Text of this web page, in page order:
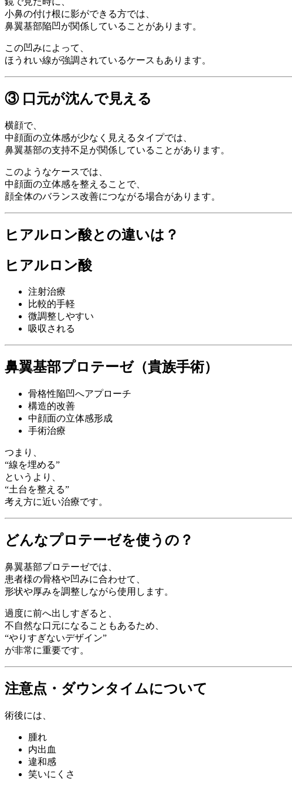
小鼻の付け根に影ができる方では、
鼻翼基部陥凹が関係していることがあります。
この凹みによって、
ほうれい線が強調されているケースもあります。
③ 口元が沈んで見える
横顔で、
中顔面の立体感が少なく見えるタイプでは、
鼻翼基部の支持不足が関係していることがあります。
このようなケースでは、
中顔面の立体感を整えることで、
顔全体のバランス改善につながる場合があります。
ヒアルロン酸との違いは？
ヒアルロン酸
注射治療
比較的手軽
微調整しやすい
吸収される
鼻翼基部プロテーゼ（貴族手術）
骨格性陥凹へアプローチ
構造的改善
中顔面の立体感形成
手術治療
つまり、
“線を埋める”
というより、
“土台を整える”
考え方に近い治療です。
どんなプロテーゼを使うの？
鼻翼基部プロテーゼでは、
患者様の骨格や凹みに合わせて、
形状や厚みを調整しながら使用します。
過度に前へ出しすぎると、
不自然な口元になることもあるため、
“やりすぎないデザイン”
が非常に重要です。
注意点・ダウンタイムについて
術後には、
腫れ
内出血
違和感
笑いにくさ